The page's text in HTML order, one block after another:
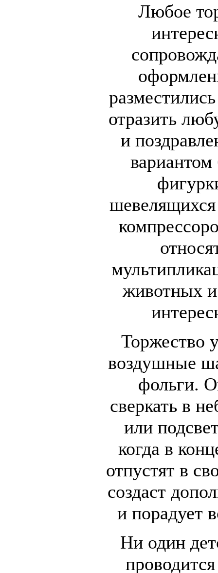
Любое
отразить
и
шевелящихся
животных
Торжество
воздушные
фольги.
сверкать в
или
когда в
отпустят в
создаст
и порадует
Ни один